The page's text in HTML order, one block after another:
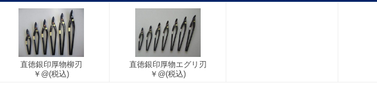
直徳銀印厚物柳刃
￥@(税込)
直徳銀印厚物エグリ刃
￥@(税込)